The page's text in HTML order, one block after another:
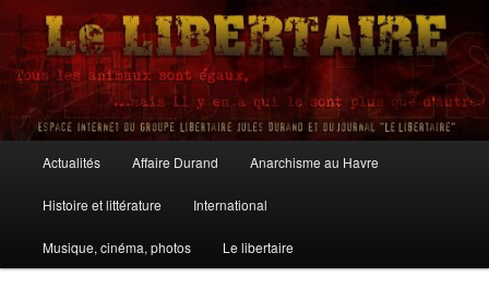
Aller
contenu
principal
Aller
contenu
secondaire
Le Libertaire
principal
Actualités Affaire Durand Anarchisme au Havre
Histoire et littérature International
Musique, cinéma, photos Le libertaire